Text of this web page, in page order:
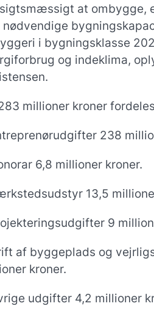
at ombygge,
nødvendige
i bygningsklasse
og indeklima,
millioner kroner
238
6,8 millioner kroner.
13,5
9
af byggeplads og
kroner.
udgifter 4,2 millioner